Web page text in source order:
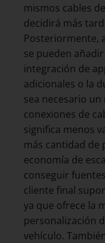
mismos cables
decidirá más
Posteriormente,
se pueden
integración de
adicionales o la
sea necesario
conexiones de
significa menos
más cantidad de
economía de
conseguir
cliente final
ya que ofrece la
personalización
vehículo.